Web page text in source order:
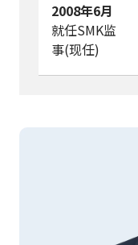
2008年6月
就任SMK监
事(现任)